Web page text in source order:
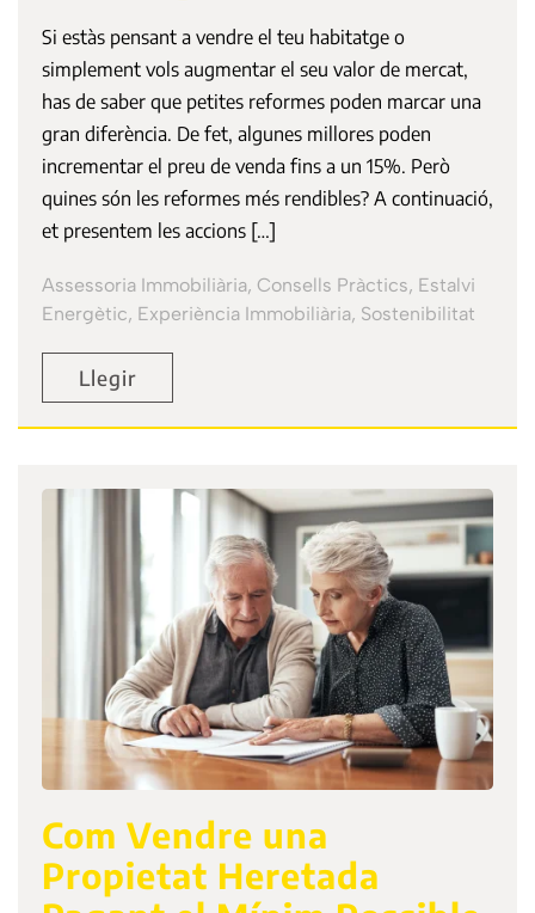
Si estàs pensant a vendre el teu habitatge o
simplement vols augmentar el seu valor de mercat,
has de saber que petites reformes poden marcar una
gran diferència. De fet, algunes millores poden
incrementar el preu de venda fins a un 15%. Però
quines són les reformes més rendibles? A continuació,
et presentem les accions […]
Assessoria Immobiliària, Consells Pràctics, Estalvi
Energètic, Experiència Immobiliària, Sostenibilitat
Llegir
Com Vendre una
Propietat Heretada